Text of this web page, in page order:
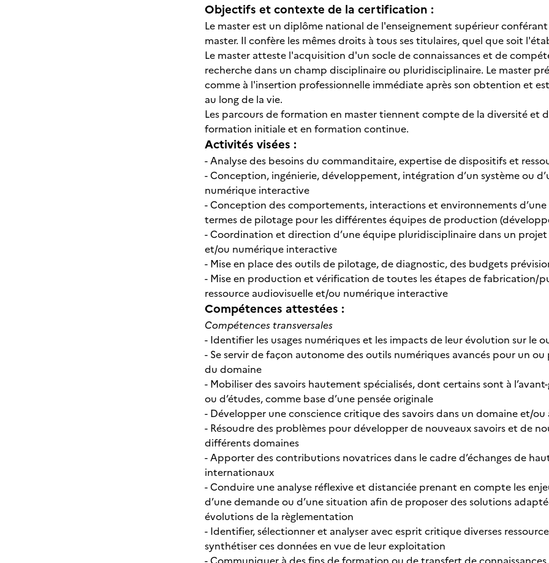
Objectifs et contexte de la certification :
Le master est un diplôme national de l'enseignement supérieur
master. Il confère les mêmes droits à tous ses titulaires, quel que soit
Le master atteste l'acquisition d'un socle de connaissances et de
recherche dans un champ disciplinaire ou pluridisciplinaire. Le master
comme à l'insertion professionnelle immédiate après son obtention et
au long de la vie.
Les parcours de formation en master tiennent compte de la diversité et
formation initiale et en formation continue.
Activités visées :
- Analyse des besoins du commanditaire, expertise de dispositifs et
- Conception, ingénierie, développement, intégration d’un système ou
numérique interactive
- Conception des comportements, interactions et environnements
termes de pilotage pour les différentes équipes de production
- Coordination et direction d’une équipe pluridisciplinaire dans un
et/ou numérique interactive
- Mise en place des outils de pilotage, de diagnostic, des budgets
- Mise en production et vérification de toutes les étapes de fabrication/
ressource audiovisuelle et/ou numérique interactive
Compétences attestées :
Compétences transversales
- Identifier les usages numériques et les impacts de leur évolution sur le
- Se servir de façon autonome des outils numériques avancés pour un
du domaine
- Mobiliser des savoirs hautement spécialisés, dont certains sont à
ou d’études, comme base d’une pensée originale
- Développer une conscience critique des savoirs dans un domaine et/ou
- Résoudre des problèmes pour développer de nouveaux savoirs et de
différents domaines
- Apporter des contributions novatrices dans le cadre d’échanges de
internationaux
- Conduire une analyse réflexive et distanciée prenant en compte les
d’une demande ou d’une situation afin de proposer des solutions
évolutions de la règlementation
- Identifier, sélectionner et analyser avec esprit critique diverses
synthétiser ces données en vue de leur exploitation